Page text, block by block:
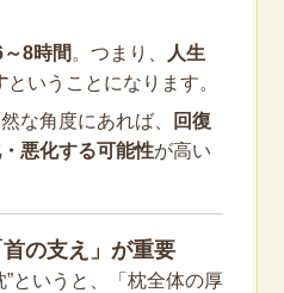
8時間 。つまり、
人生
ということになります。
な角度にあれば、
回復
悪化する可能性が高い
の支え」が重要
というと、「枕全体の厚